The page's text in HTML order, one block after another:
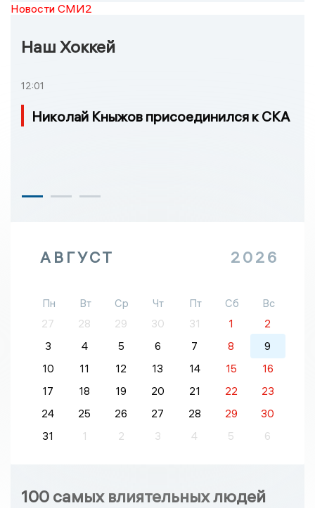
Новости СМИ2
Наш Хоккей
12:01
Николай Кныжов присоединился к СКА
АВГУСТ 2026
Пн Вт Ср Чт Пт Сб
Вс
27
28 29 30 31 1
2
3
4 5 6 7 8
9
10
11 12 13 14 15
16
17
18 19 20 21 22
23
24
25 26 27 28 29
30
31
1 2 3 4 5 6
100 самых влиятельных людей